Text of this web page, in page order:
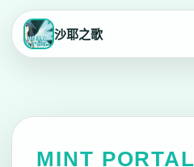
沙耶之歌
MINT PORTAL